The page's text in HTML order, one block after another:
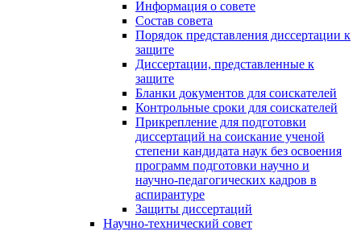
Информация о совете
Состав совета
Порядок представления диссертации к
защите
Диссертации, представленные к
защите
Бланки документов для соискателей
Контрольные сроки для соискателей
Прикрепление для подготовки
диссертаций на соискание ученой
степени кандидата наук без освоения
программ подготовки научно и
научно-педагогических кадров в
аспирантуре
Защиты диссертаций
Научно-технический совет